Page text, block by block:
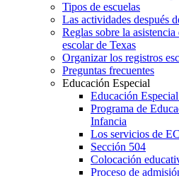
Tipos de escuelas
Las actividades después
Reglas sobre la
escolar de Texas
Organizar los registros
Preguntas frecuentes
Educación Especial
Educación Especial
Programa de
Infancia
Los servicios de
Sección 504
Colocación
Proceso de